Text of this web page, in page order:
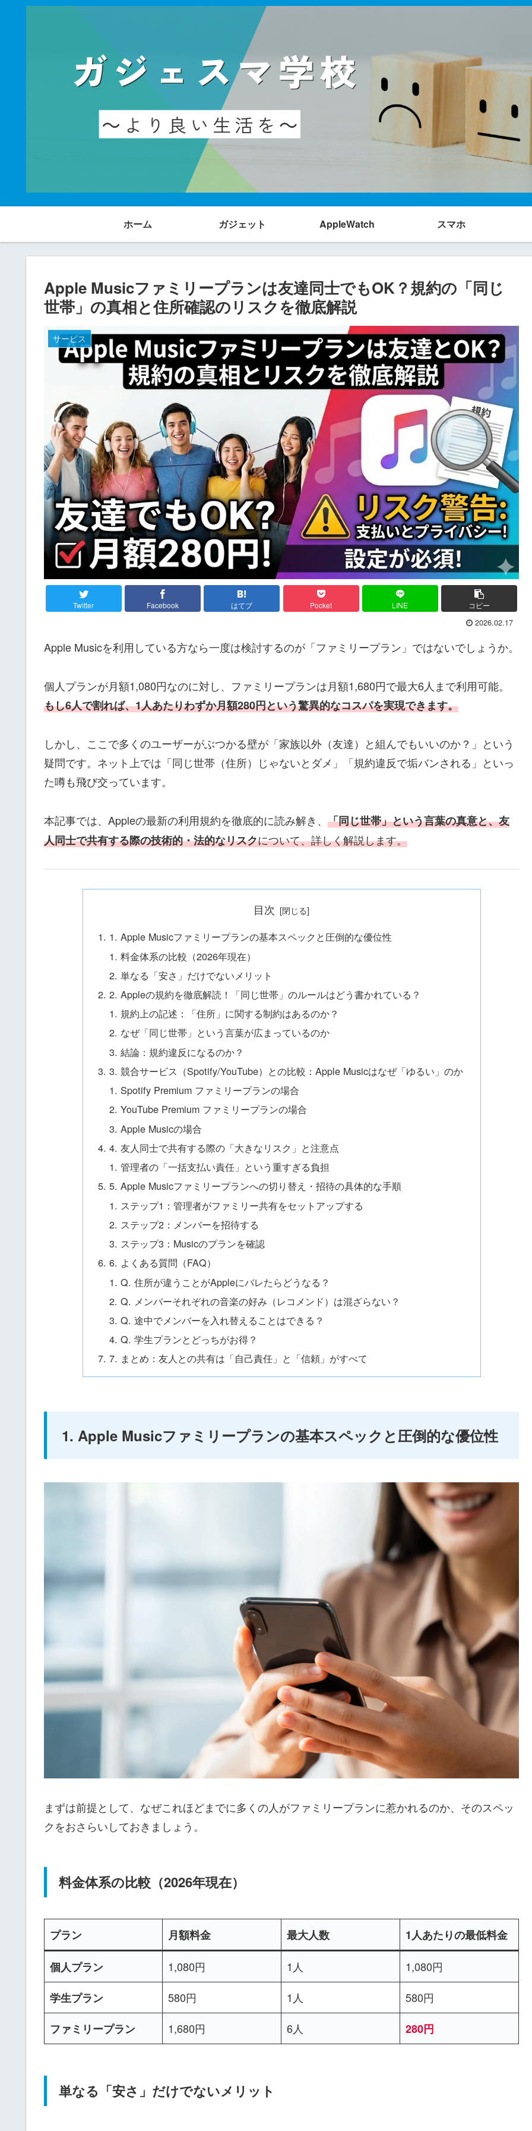
ホーム ガジェット AppleWatch スマホ
Apple Musicファミリープランは友達同士でもOK？規約の「同じ
世帯」の真相と住所確認のリスクを徹底解説
サービス
Twitter Facebook はてブ Pocket LINE コピー
2026.02.17
Apple Musicを利用している方なら一度は検討するのが「ファミリープラン」ではないでしょうか。
個人プランが月額1,080円なのに対し、ファミリープランは月額1,680円で最大6人まで利用可能。
もし6人で割れば、1人あたりわずか月額280円という驚異的なコスパを実現できます。
しかし、ここで多くのユーザーがぶつかる壁が「家族以外（友達）と組んでもいいのか？」という
疑問です。ネット上では「同じ世帯（住所）じゃないとダメ」「規約違反で垢バンされる」といっ
た噂も飛び交っています。
本記事では、Appleの最新の利用規約を徹底的に読み解き、 「同じ世帯」という言葉の真意と、友
人同士で共有する際の技術的・法的なリスクについて、詳しく解説します。
目次
1. Apple Musicファミリープランの基本スペックと圧倒的な優位性
料金体系の比較（2026年現在）
単なる「安さ」だけでないメリット
2. Appleの規約を徹底解読！「同じ世帯」のルールはどう書かれている？
規約上の記述：「住所」に関する制約はあるのか？
なぜ「同じ世帯」という言葉が広まっているのか
結論：規約違反になるのか？
3. 競合サービス（Spotify/YouTube）との比較：Apple Musicはなぜ「ゆるい」のか
Spotify Premium ファミリープランの場合
YouTube Premium ファミリープランの場合
Apple Musicの場合
4. 友人同士で共有する際の「大きなリスク」と注意点
管理者の「一括支払い責任」という重すぎる負担
5. Apple Musicファミリープランへの切り替え・招待の具体的な手順
ステップ1：管理者がファミリー共有をセットアップする
ステップ2：メンバーを招待する
ステップ3：Musicのプランを確認
6. よくある質問（FAQ）
Q. 住所が違うことがAppleにバレたらどうなる？
Q. メンバーそれぞれの音楽の好み（レコメンド）は混ざらない？
Q. 途中でメンバーを入れ替えることはできる？
Q. 学生プランとどっちがお得？
7. まとめ：友人との共有は「自己責任」と「信頼」がすべて
1. Apple Musicファミリープランの基本スペックと圧倒的な優位性
まずは前提として、なぜこれほどまでに多くの人がファミリープランに惹かれるのか、そのスペッ
クをおさらいしておきましょう。
料金体系の比較（2026年現在）
プラン 月額料金 最大人数 1人あたりの最低料金
個人プラン 1,080円 1人 1,080円
学生プラン 580円 1人 580円
ファミリープラン 1,680円 6人 280円
単なる「安さ」だけでないメリット